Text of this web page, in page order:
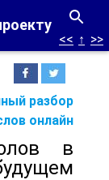
разбор
онлайн
<< ↑ >>
в